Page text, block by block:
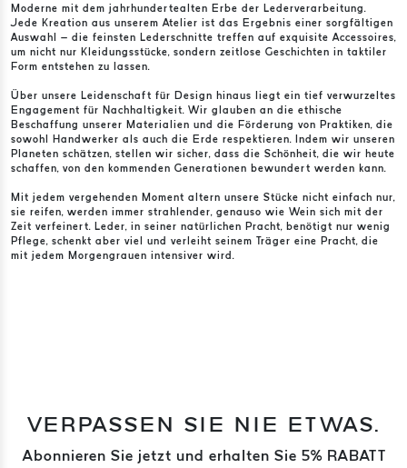
Moderne mit dem jahrhundertealten Erbe der Lederverarbeitung.
Jede Kreation aus unserem Atelier ist das Ergebnis einer sorgfältigen
Auswahl – die feinsten Lederschnitte treffen auf exquisite Accessoires,
um nicht nur Kleidungsstücke, sondern zeitlose Geschichten in taktiler
Form entstehen zu lassen.
Über unsere Leidenschaft für Design hinaus liegt ein tief verwurzeltes
Engagement für Nachhaltigkeit. Wir glauben an die ethische
Beschaffung unserer Materialien und die Förderung von Praktiken, die
sowohl Handwerker als auch die Erde respektieren. Indem wir unseren
Planeten schätzen, stellen wir sicher, dass die Schönheit, die wir heute
schaffen, von den kommenden Generationen bewundert werden kann.
Mit jedem vergehenden Moment altern unsere Stücke nicht einfach nur,
sie reifen, werden immer strahlender, genauso wie Wein sich mit der
Zeit verfeinert. Leder, in seiner natürlichen Pracht, benötigt nur wenig
Pflege, schenkt aber viel und verleiht seinem Träger eine Pracht, die
mit jedem Morgengrauen intensiver wird.
VERPASSEN SIE NIE ETWAS.
Abonnieren Sie jetzt und erhalten Sie 5% RABATT